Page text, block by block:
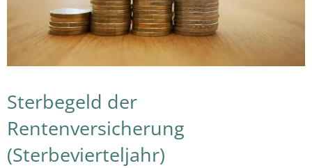
Sterbegeld der
Rentenversicherung
(Sterbevierteljahr)